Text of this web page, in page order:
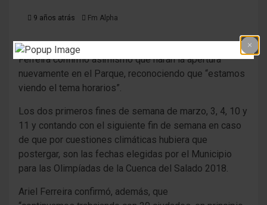
9 años atrás Fm Alpha
Ferreira confirmó asimismo que harán la apertura
nuevamente en el Parque, reconociendo que “estamos
viendo el tema horarios”.
Los dos primeros fines de semana de marzo, 3, 4, 10 y
11 y contando con el siguiente fin de semana en caso
de que por cuestiones climáticas hubiera que
postergar, son las fechas elegidas por el Municipio
para las Olimpíadas de la Cuenca del Salado 2018.
Ariel Ferreira confirmó, además, que